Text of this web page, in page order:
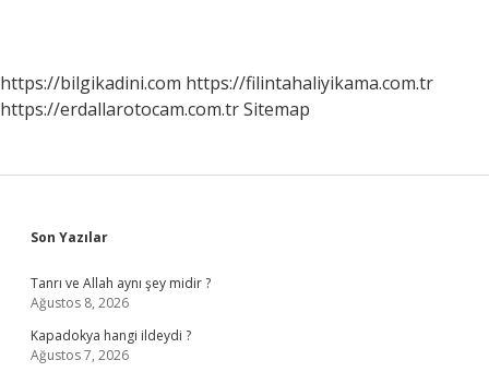
https://bilgikadini.com https://filintahaliyikama.com.tr
https://erdallarotocam.com.trSitemap
Sidebar
Son Yazılar
Tanrı ve Allah aynı şey midir ?
Ağustos 8, 2026
Kapadokya hangi ildeydi ?
Ağustos 7, 2026